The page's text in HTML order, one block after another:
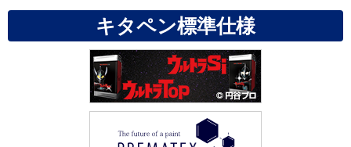
キタペン標準仕様